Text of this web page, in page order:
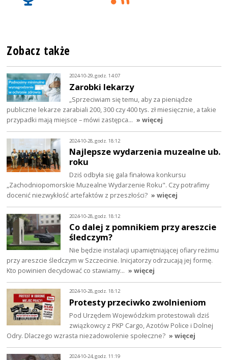
Zobacz także
2024-10-29, godz. 14:07
Zarobki lekarzy
„Sprzeciwiam się temu, aby za pieniądze
publiczne lekarze zarabiali 200, 300 czy 400 tys. zł miesięcznie, a takie
przypadki mają miejsce – mówi zastępca… » więcej
2024-10-28, godz. 18:12
Najlepsze wydarzenia muzealne ub.
roku
Dziś odbyła się gala finałowa konkursu
„Zachodniopomorskie Muzealne Wydarzenie Roku". Czy potrafimy
docenić niezwykłość artefaktów z przeszłości? » więcej
2024-10-28, godz. 18:12
Co dalej z pomnikiem przy areszcie
śledczym?
Nie będzie instalacji upamiętniającej ofiary reżimu
przy areszcie śledczym w Szczecinie. Inicjatorzy odrzucają jej formę.
Kto powinien decydować co stawiamy… » więcej
2024-10-28, godz. 18:12
Protesty przeciwko zwolnieniom
Pod Urzędem Wojewódzkim protestowali dziś
związkowcy z PKP Cargo, Azotów Police i Dolnej
Odry. Dlaczego wzrasta niezadowolenie społeczne? » więcej
2024-10-24, godz. 11:19